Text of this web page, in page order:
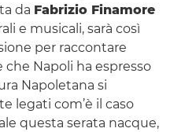
da Fabrizio Finamore
e musicali, sarà così
per raccontare
Napoli ha espresso
Napoletana si
legati com’è il caso
questa serata nacque,